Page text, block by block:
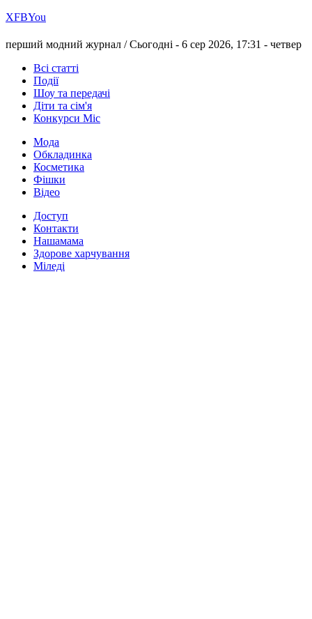
ХFBYou
перший модний журнал /Сьогодні - 6 сер 2026, 17:31 - четвер
Всі статті
Події
Шоу та передачі
Діти та сім'я
Конкурси Міс
Мода
Обкладинка
Косметика
Фішки
Відео
Доступ
Контакти
Нашамама
Здорове харчування
Міледі